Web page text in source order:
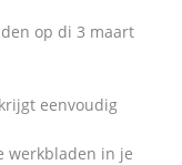
op di 3 maart
eenvoudig
werkbladen in je